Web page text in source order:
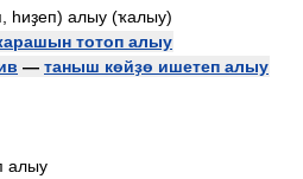
һиҙеп) алыу (ҡалыу)
тотоп алыу
— таныш көйҙө ишетеп алыу
алыу